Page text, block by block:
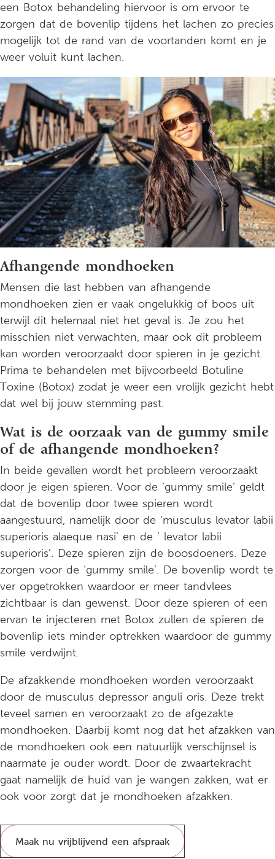
een Botox behandeling hiervoor is om ervoor te
zorgen dat de bovenlip tijdens het lachen zo precies
mogelijk tot de rand van de voortanden komt en je
weer voluit kunt lachen.
Afhangende mondhoeken
Mensen die last hebben van afhangende
mondhoeken zien er vaak ongelukkig of boos uit
terwijl dit helemaal niet het geval is. Je zou het
misschien niet verwachten, maar ook dit probleem
kan worden veroorzaakt door spieren in je gezicht.
Prima te behandelen met bijvoorbeeld Botuline
Toxine (Botox) zodat je weer een vrolijk gezicht hebt
dat wel bij jouw stemming past.
Wat is de oorzaak van de gummy smile
of de afhangende mondhoeken?
In beide gevallen wordt het probleem veroorzaakt
door je eigen spieren. Voor de ‘gummy smile’ geldt
dat de bovenlip door twee spieren wordt
aangestuurd, namelijk door de ‘musculus levator labii
superioris alaeque nasi’ en de ‘ levator labii
superioris’. Deze spieren zijn de boosdoeners. Deze
zorgen voor de ‘gummy smile’. De bovenlip wordt te
ver opgetrokken waardoor er meer tandvlees
zichtbaar is dan gewenst. Door deze spieren of een
ervan te injecteren met Botox zullen de spieren de
bovenlip iets minder optrekken waardoor de gummy
smile verdwijnt.
De afzakkende mondhoeken worden veroorzaakt
door de musculus depressor anguli oris. Deze trekt
teveel samen en veroorzaakt zo de afgezakte
mondhoeken. Daarbij komt nog dat het afzakken van
de mondhoeken ook een natuurlijk verschijnsel is
naarmate je ouder wordt. Door de zwaartekracht
gaat namelijk de huid van je wangen zakken, wat er
ook voor zorgt dat je mondhoeken afzakken.
Maak nu vrijblijvend een afspraak